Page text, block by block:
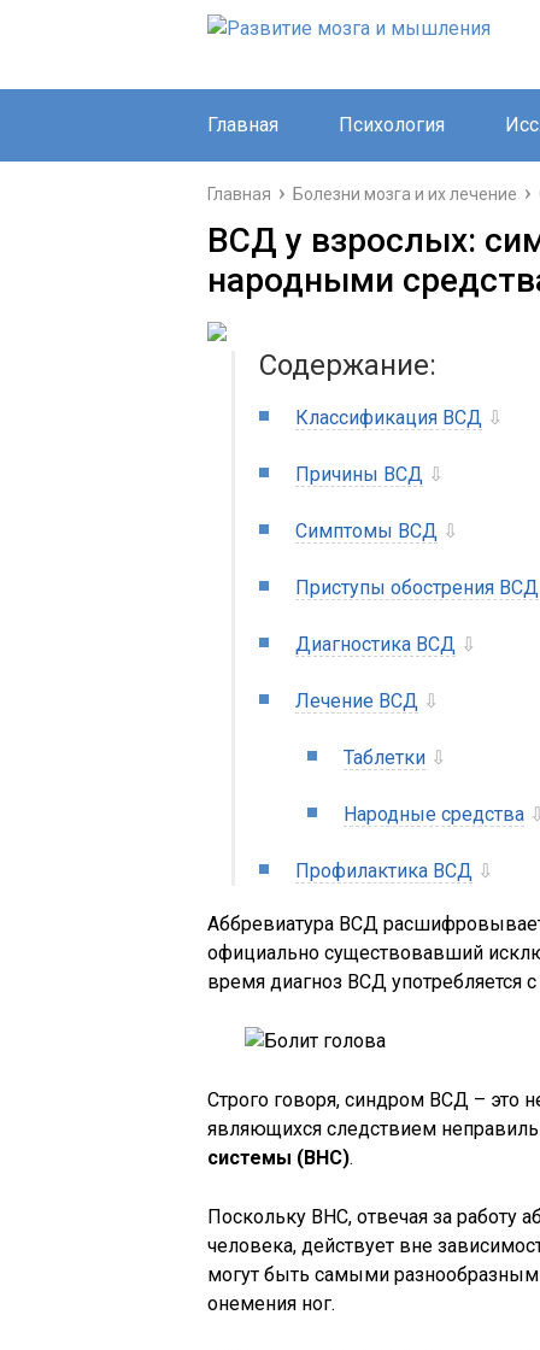
Главная Психология
Главная Болезни мозга и их лечение
ВСД у взрослых:
народными
Содержание:
Классификация ВСД ⇩
Причины ВСД ⇩
Симптомы ВСД ⇩
Приступы обострения ВСД
Диагностика ВСД ⇩
Лечение ВСД ⇩
Таблетки ⇩
Народные средства ⇩
Профилактика ВСД ⇩
Аббревиатура ВСД
официально существовавший
время диагноз ВСД употребляется
Строго говоря, синдром ВСД – это
являющихся следствием
системы (ВНС).
Поскольку ВНС, отвечая за работу
человека, действует вне
могут быть самыми
онемения ног.